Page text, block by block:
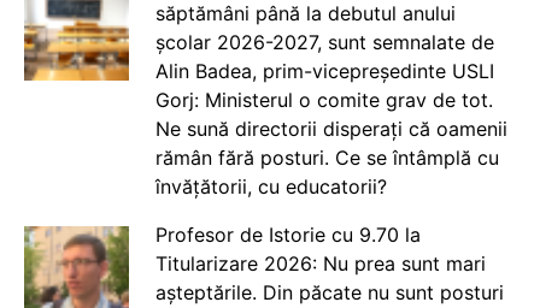
săptămâni până la debutul anului
școlar 2026-2027, sunt semnalate de
Alin Badea, prim-vicepreședinte USLI
Gorj: Ministerul o comite grav de tot.
Ne sună directorii disperați că oamenii
rămân fără posturi. Ce se întâmplă cu
învățătorii, cu educatorii?
Profesor de Istorie cu 9.70 la
Titularizare 2026: Nu prea sunt mari
așteptările. Din păcate nu sunt posturi